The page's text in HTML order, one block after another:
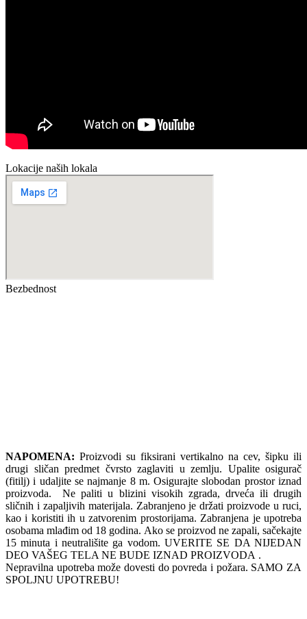
Lokacije naših lokala
Bezbednost
NAPOMENA: Proizvodi su fiksirani vertikalno na cev, šipku ili
drugi sličan predmet čvrsto zaglaviti u zemlju. Upalite osigurač
(fitilj) i udaljite se najmanje 8 m. Osigurajte slobodan prostor iznad
proizvoda. Ne paliti u blizini visokih zgrada, drveća ili drugih
sličnih i zapaljivih materijala. Zabranjeno je držati proizvode u ruci,
kao i koristiti ih u zatvorenim prostorijama. Zabranjena je upotreba
osobama mlađim od 18 godina. Ako se proizvod ne zapali, sačekajte
15 minuta i neutrališite ga vodom. UVERITE SE DA NIJEDAN
DEO VAŠEG TELA NE BUDE IZNAD PROIZVODA .
Nepravilna upotreba može dovesti do povreda i požara. SAMO ZA
SPOLJNU UPOTREBU!